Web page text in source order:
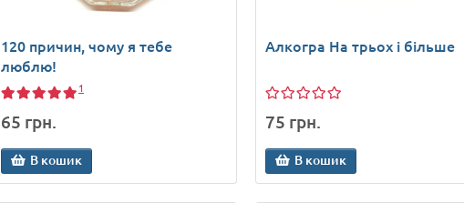
120 причин, чому я тебе
люблю!
1
65 грн.
В кошик
Алкогра На трьох і більше
75 грн.
В кошик